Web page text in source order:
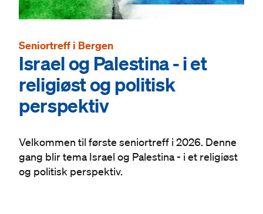
Seniortreff i Bergen
Israel og Palestina - i et
religiøst og politisk
perspektiv
Velkommen til første seniortreff i 2026. Denne
gang blir tema Israel og Palestina - i et religiøst
og politisk perspektiv.